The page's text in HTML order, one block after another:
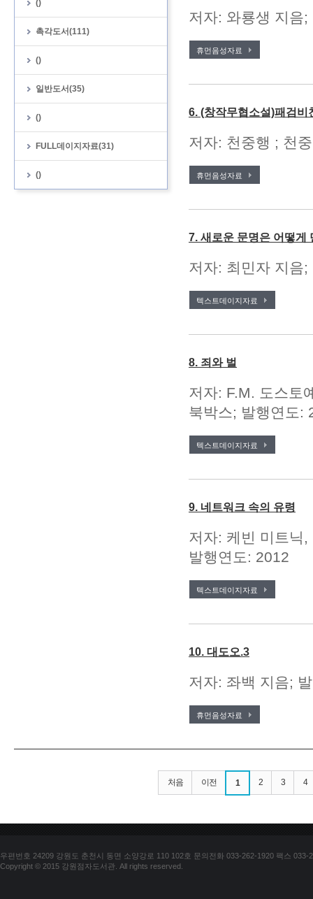
()
촉각도서(111)
()
일반도서(35)
()
FULL데이지자료(31)
()
저자: 와룡생 지음
휴먼음성자료
6. (창작무협소설)패검비
저자: 천중행 ; 천
휴먼음성자료
7. 새로운 문명은 어떻게
저자: 최민자 지음
텍스트데이지자료
8. 죄와 벌
저자: F.M. 도스토
북박스; 발행연도:
텍스트데이지자료
9. 네트워크 속의 유령
저자: 케빈 미트닉
발행연도: 2012
텍스트데이지자료
10. 대도오.3
저자: 좌백 지음;
휴먼음성자료
처음 이전 1 2 3 4
우편번호 24209 강원도 춘천시 동면 소양강로 110 102호 문의전화 033-262-1920 팩스 033-
Copyright © 2015 강원점자도서관. All rights reserved.